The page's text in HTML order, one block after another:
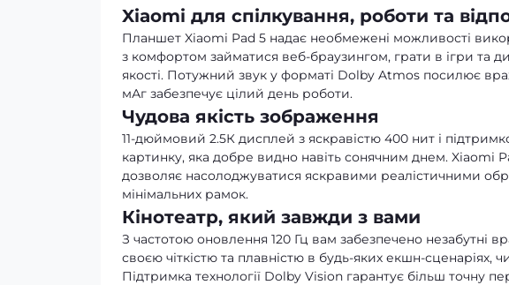
Xiaomi для спілкування, роботи та
Планшет Xiaomi Pad 5 надає необмежені можливості
з комфортом займатися веб-браузингом, грати в ігри та
якості. Потужний звук у форматі Dolby Atmos посилює
мАг забезпечує цілий день роботи.
Чудова якість зображення
11-дюймовий 2.5К дисплей з яскравістю 400 нит і
картинку, яка добре видно навіть сонячним днем. Xiaomi
дозволяє насолоджуватися яскравими реалістичними
мінімальних рамок.
Кінотеатр, який завжди з вами
З частотою оновлення 120 Гц вам забезпечено незабутні
своєю чіткістю та плавністю в будь-яких екшн-сценаріях,
Підтримка технології Dolby Vision гарантує більш точну